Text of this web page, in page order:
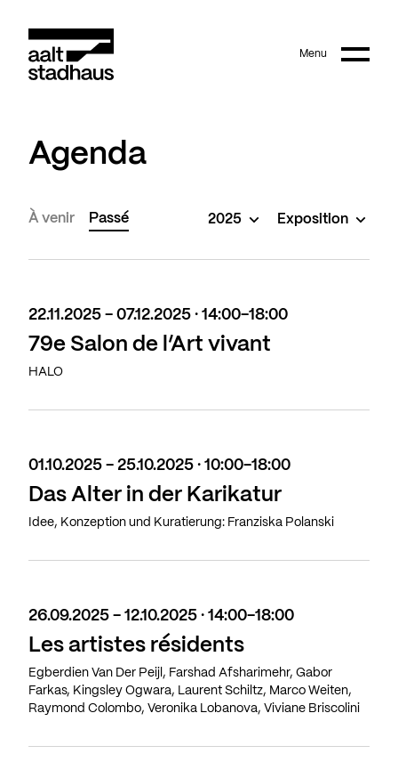
Main content Menu
Agenda
À venir Passé 2025 Exposition
22.11.2025 - 07.12.2025 · 14:00-18:00
79e Salon de l’Art vivant
HALO
01.10.2025 - 25.10.2025 · 10:00-18:00
Das Alter in der Karikatur
Idee, Konzeption und Kuratierung: Franziska Polanski
26.09.2025 - 12.10.2025 · 14:00-18:00
Les artistes résidents
Egberdien Van Der Peijl, Farshad Afsharimehr, Gabor
Farkas, Kingsley Ogwara, Laurent Schiltz, Marco Weiten,
Raymond Colombo, Veronika Lobanova, Viviane Briscolini